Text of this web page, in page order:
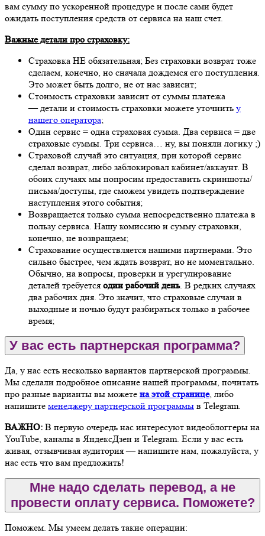
вам сумму по ускоренной процедуре и после сами будет
ожидать поступления средств от сервиса на наш счет.
Важные детали про страховку:
Страховка НЕ обязательная; Без страховки возврат тоже
сделаем, конечно, но сначала дождемся его поступления.
Это может быть долго, не от нас зависит;
Стоимость страховки зависит от суммы платежа
— детали и стоимость страховки можете уточнить у
нашего оператора;
Один сервис = одна страховая сумма. Два сервиса = две
страховые суммы. Три сервиса… ну, вы поняли логику ;)
Страховой случай это ситуация, при которой сервис
сделал возврат, либо заблокировал кабинет/аккаунт. В
обоих случаях мы попросим предоставить скриншоты/
письма/доступы, где сможем увидеть подтверждение
наступления этого события;
Возвращается только сумма непосредственно платежа в
пользу сервиса. Нашу комиссию и сумму страховки,
конечно, не возвращаем;
Страхование осуществляется нашими партнерами. Это
сильно быстрее, чем ждать возврат, но не моментально.
Обычно, на вопросы, проверки и урегулирование
деталей требуется один рабочий день. В редких случаях
два рабочих дня. Это значит, что страховые случаи в
выходные и ночью будут разбираться только в рабочее
время;
У вас есть партнерская программа?
Да, у нас есть несколько вариантов партнерской программы.
Мы сделали подробное описание нашей программы, почитать
про разные варианты вы можете на этой странице, либо
напишите менеджеру партнерской программы в Telegram.
ВАЖНО: В первую очередь нас интересуют видеоблоггеры на
YouTube, каналы в ЯндексДзен и Telegram. Если у вас есть
живая, отзывчивая аудитория — напишите нам, пожалуйста, у
нас есть что вам предложить!
Мне надо сделать перевод, а не
провести оплату сервиса. Поможете?
Поможем. Мы умеем делать такие операции: